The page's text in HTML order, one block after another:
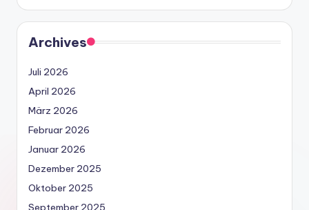
Archives
Juli 2026
April 2026
März 2026
Februar 2026
Januar 2026
Dezember 2025
Oktober 2025
September 2025